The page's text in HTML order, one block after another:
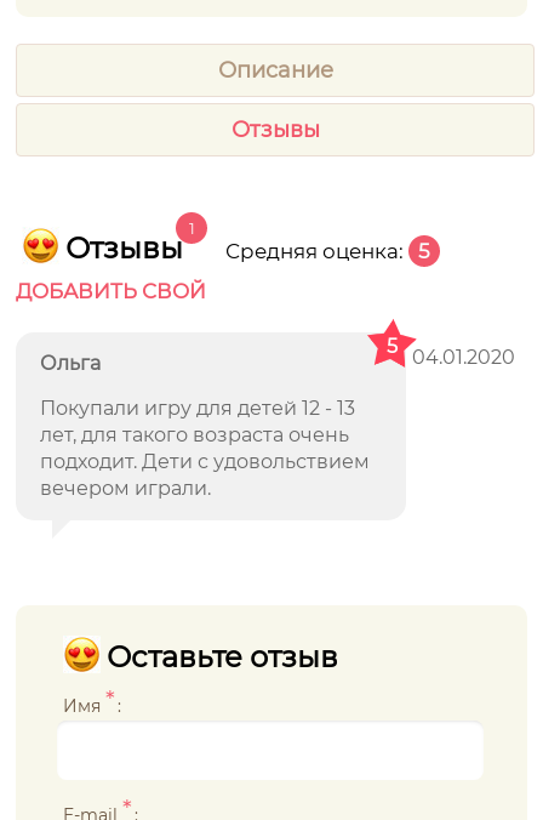
Описание
Отзывы
Отзывы
1
Средняя оценка: 5
ДОБАВИТЬ СВОЙ
Ольга 04.01.2020
5
Покупали игру для детей 12 - 13
лет, для такого возраста очень
подходит. Дети с удовольствием
вечером играли.
Оставьте отзыв
Имя * :
E-mail * :